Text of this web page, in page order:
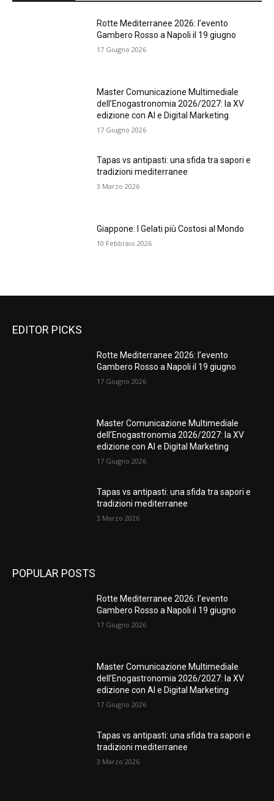
Rotte Mediterranee 2026: l’evento
Gambero Rosso a Napoli il 19 giugno
17 Giugno 2026
Master Comunicazione Multimediale
dell’Enogastronomia 2026/2027: la XV
edizione con AI e Digital Marketing
17 Giugno 2026
Tapas vs antipasti: una sfida tra sapori e
tradizioni mediterranee
3 Marzo 2026
Giappone: I Gelati più Costosi al Mondo
10 Febbraio 2026
EDITOR PICKS
Rotte Mediterranee 2026: l’evento
Gambero Rosso a Napoli il 19 giugno
17 Giugno 2026
Master Comunicazione Multimediale
dell’Enogastronomia 2026/2027: la XV
edizione con AI e Digital Marketing
17 Giugno 2026
Tapas vs antipasti: una sfida tra sapori e
tradizioni mediterranee
3 Marzo 2026
POPULAR POSTS
Rotte Mediterranee 2026: l’evento
Gambero Rosso a Napoli il 19 giugno
17 Giugno 2026
Master Comunicazione Multimediale
dell’Enogastronomia 2026/2027: la XV
edizione con AI e Digital Marketing
17 Giugno 2026
Tapas vs antipasti: una sfida tra sapori e
tradizioni mediterranee
3 Marzo 2026